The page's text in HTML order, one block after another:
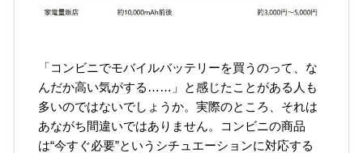
「コンビニでモバイルバッテリーを買うのって、な
んだか高い気がする……」と感じたことがある人も
多いのではないでしょうか。実際のところ、それは
あながち間違いではありません。コンビニの商品
は“今すぐ必要”というシチュエーションに対応する